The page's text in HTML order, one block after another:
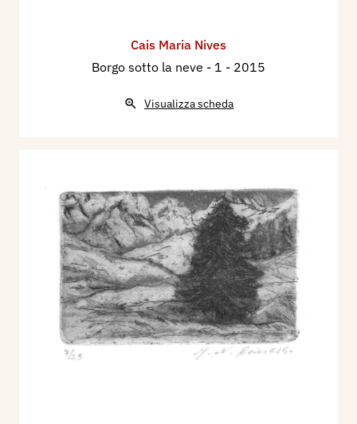
Cais Maria Nives
Borgo sotto la neve - 1 - 2015
Visualizza scheda